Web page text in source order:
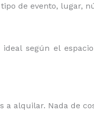
de evento, lugar,
según el
a alquilar. Nada de